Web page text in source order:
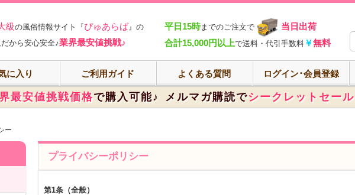
級の風俗情報サイト『ぴゅあらば』の
から安心安全♪業界最安値挑戦♪
平日15時までのご注文で
当日出荷
合計15,000円以上で送料・代引手数料 ￥無料
に入り ご利用ガイド よくある質問 ログイン･会員登録
最安値挑戦価格で購入可能♪ メルマガ購読でシークレットセール
ー
プライバシーポリシー
第1条（全般）